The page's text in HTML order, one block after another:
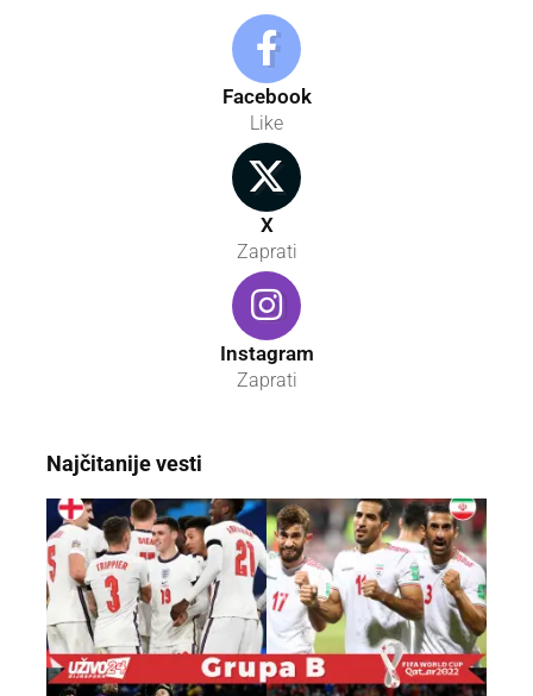
Facebook
Like
X
Zaprati
Instagram
Zaprati
Najčitanije vesti